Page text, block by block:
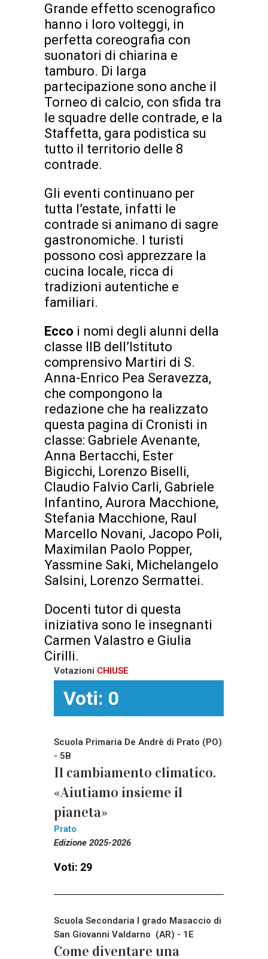
Grande effetto scenografico
hanno i loro volteggi, in
perfetta coreografia con
suonatori di chiarina e
tamburo. Di larga
partecipazione sono anche il
Torneo di calcio, con sfida tra
le squadre delle contrade, e la
Staffetta, gara podistica su
tutto il territorio delle 8
contrade.
Gli eventi continuano per
tutta l’estate, infatti le
contrade si animano di sagre
gastronomiche. I turisti
possono così apprezzare la
cucina locale, ricca di
tradizioni autentiche e
familiari.
Ecco i nomi degli alunni della
classe IIB dell’Istituto
comprensivo Martiri di S.
Anna-Enrico Pea Seravezza,
che compongono la
redazione che ha realizzato
questa pagina di Cronisti in
classe: Gabriele Avenante,
Anna Bertacchi, Ester
Bigicchi, Lorenzo Biselli,
Claudio Falvio Carli, Gabriele
Infantino, Aurora Macchione,
Stefania Macchione, Raul
Marcello Novani, Jacopo Poli,
Maximilan Paolo Popper,
Yassmine Saki, Michelangelo
Salsini, Lorenzo Sermattei.
Docenti tutor di questa
iniziativa sono le insegnanti
Carmen Valastro e Giulia
Cirilli.
Votazioni CHIUSE
Voti: 0
Scuola Primaria De Andrè di Prato (PO)
- 5B
Il cambiamento climatico.
«Aiutiamo insieme il
pianeta»
Prato
Edizione 2025-2026
Voti: 29
Scuola Secondaria I grado Masaccio di
San Giovanni Valdarno (AR) - 1E
Come diventare una